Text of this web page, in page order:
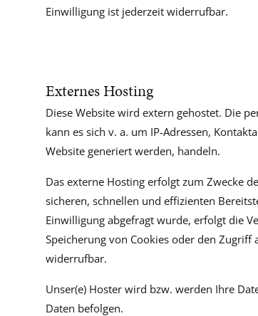
Einwilligung ist jederzeit widerrufbar.
Externes Hosting
Diese Website wird extern gehostet. Die
kann es sich v. a. um IP-Adressen,
Website generiert werden, handeln.
Das externe Hosting erfolgt zum Zwecke
sicheren, schnellen und effizienten
Einwilligung abgefragt wurde, erfolgt die
Speicherung von Cookies oder den
widerrufbar.
Unser(e) Hoster wird bzw. werden Ihre
Daten befolgen.